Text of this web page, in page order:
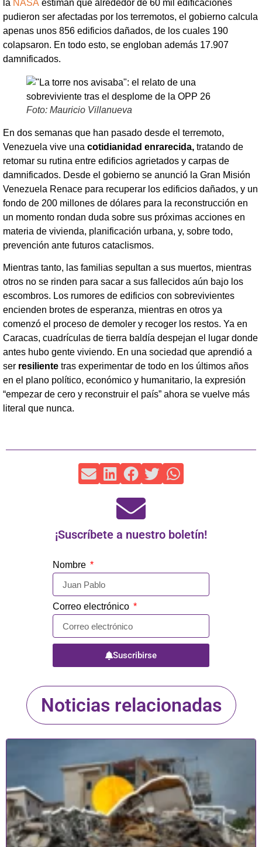
la NASA estiman que alrededor de 60 mil edificaciones
pudieron ser afectadas por los terremotos, el gobierno calcula
apenas unos 856 edificios dañados, de los cuales 190
colapsaron. En todo esto, se engloban además 17.907
damnificados.
Foto: Mauricio Villanueva
En dos semanas que han pasado desde el terremoto,
Venezuela vive una cotidianidad enrarecida, tratando de
retomar su rutina entre edificios agrietados y carpas de
damnificados. Desde el gobierno se anunció la Gran Misión
Venezuela Renace para recuperar los edificios dañados, y un
fondo de 200 millones de dólares para la reconstrucción en
un momento rondan duda sobre sus próximas acciones en
materia de vivienda, planificación urbana, y, sobre todo,
prevención ante futuros cataclismos.
Mientras tanto, las familias sepultan a sus muertos, mientras
otros no se rinden para sacar a sus fallecidos aún bajo los
escombros. Los rumores de edificios con sobrevivientes
encienden brotes de esperanza, mientras en otros ya
comenzó el proceso de demoler y recoger los restos. Ya en
Caracas, cuadrículas de tierra baldía despejan el lugar donde
antes hubo gente viviendo. En una sociedad que aprendió a
ser resiliente tras experimentar de todo en los últimos años
en el plano político, económico y humanitario, la expresión
“empezar de cero y reconstruir el país” ahora se vuelve más
literal que nunca.
¡Suscríbete a nuestro boletín!
Nombre
Correo electrónico
Suscribirse
Noticias relacionadas